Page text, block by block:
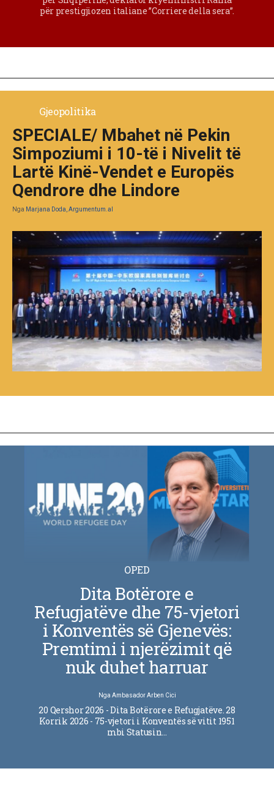
për prestigjiozen italiane ”Corriere della sera”.
Gjeopolitika
SPECIALE/ Mbahet në Pekin
Simpoziumi i 10-të i Nivelit të
Lartë Kinë-Vendet e Europës
Qendrore dhe Lindore
Nga Marjana Doda, Argumentum.al
OPED
Dita Botërore e
Refugjatëve dhe 75-vjetori
i Konventës së Gjenevës:
Premtimi i njerëzimit që
nuk duhet harruar
Nga Ambasador Arben Cici
20 Qershor 2026 - Dita Botërore e Refugjatëve. 28
Korrik 2026 - 75-vjetori i Konventës së vitit 1951
mbi Statusin…